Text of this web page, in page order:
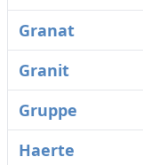
Granat
Granit
Gruppe
Haerte